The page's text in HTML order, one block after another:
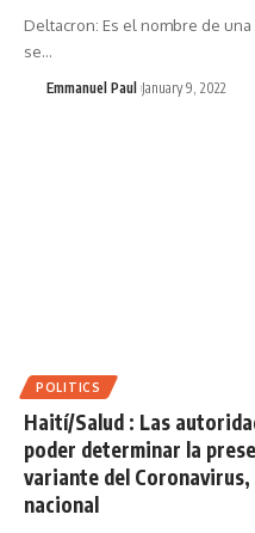
Deltacron: Es el nombre de
se…
Emmanuel Paul January 9, 2022
POLITICS
Haití/Salud : Las
poder determinar la
variante del
nacional